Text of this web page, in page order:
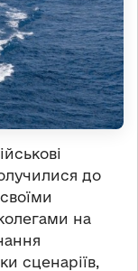
до
на
сценаріїв,